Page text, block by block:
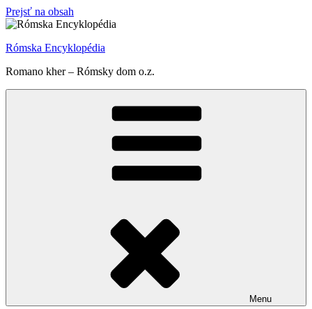
Prejsť na obsah
Rómska Encyklopédia
Romano kher – Rómsky dom o.z.
Menu